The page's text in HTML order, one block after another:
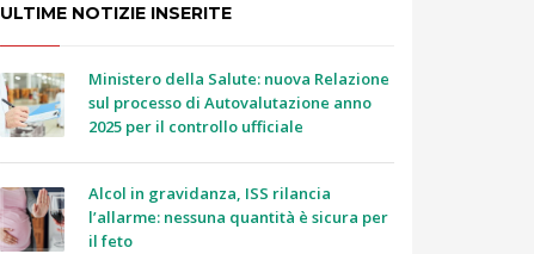
ULTIME NOTIZIE INSERITE
Ministero della Salute: nuova Relazione
sul processo di Autovalutazione anno
2025 per il controllo ufficiale
Alcol in gravidanza, ISS rilancia
l’allarme: nessuna quantità è sicura per
il feto